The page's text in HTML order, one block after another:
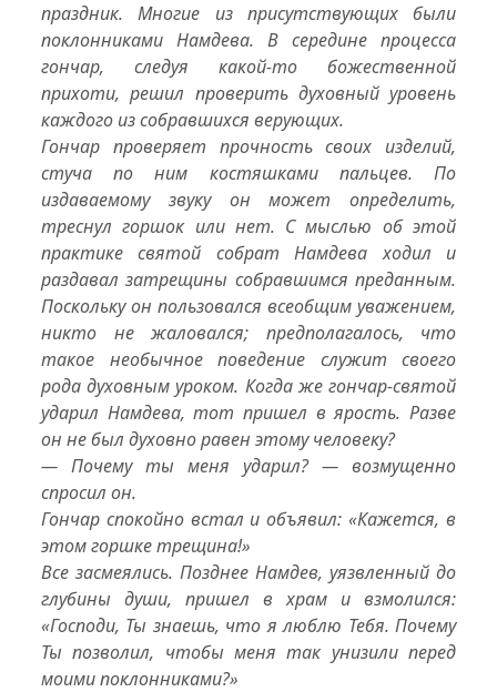
праздник. Многие из присутствующих были
поклонниками Намдева. В середине процесса
гончар, следуя какой-то божественной
прихоти, решил проверить духовный уровень
каждого из собравшихся верующих.
Гончар проверяет прочность своих изделий,
стуча по ним костяшками пальцев. По
издаваемому звуку он может определить,
треснул горшок или нет. С мыслью об этой
практике святой собрат Намдева ходил и
раздавал затрещины собравшимся преданным.
Поскольку он пользовался всеобщим уважением,
никто не жаловался; предполагалось, что
такое необычное поведение служит своего
рода духовным уроком. Когда же гончар-святой
ударил Намдева, тот пришел в ярость. Разве
он не был духовно равен этому человеку?
— Почему ты меня ударил? — возмущенно
спросил он.
Гончар спокойно встал и объявил: «Кажется, в
этом горшке трещина!»
Все засмеялись. Позднее Намдев, уязвленный до
глубины души, пришел в храм и взмолился:
«Господи, Ты знаешь, что я люблю Тебя. Почему
Ты позволил, чтобы меня так унизили перед
моими поклонниками?»